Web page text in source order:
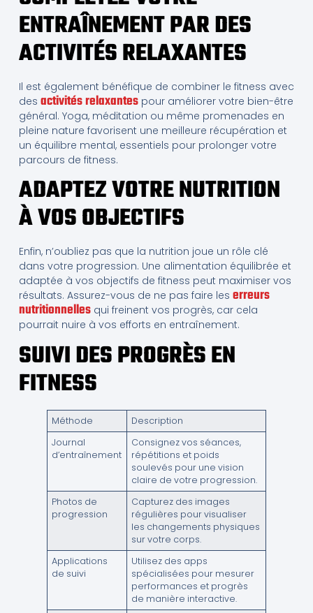
ENTRAÎNEMENT PAR DES
ACTIVITÉS RELAXANTES
Il est également bénéfique de combiner le fitness avec
des activités relaxantespour améliorer votre bien-être
général. Yoga, méditation ou même promenades en
pleine nature favorisent une meilleure récupération et
un équilibre mental, essentiels pour prolonger votre
parcours de fitness.
ADAPTEZ VOTRE NUTRITION
À VOS OBJECTIFS
Enfin, n’oubliez pas que la nutrition joue un rôle clé
dans votre progression. Une alimentation équilibrée et
adaptée à vos objectifs de fitness peut maximiser vos
résultats. Assurez-vous de ne pas faire les erreurs
nutritionnellesqui freinent vos progrès, car cela
pourrait nuire à vos efforts en entraînement.
SUIVI DES PROGRÈS EN
FITNESS
Méthode
Description
Journal
d’entraînement
Consignez vos séances,
répétitions et poids
soulevés pour une vision
claire de votre progression.
Photos de
progression
Capturez des images
régulières pour visualiser
les changements physiques
sur votre corps.
Applications
de suivi
Utilisez des apps
spécialisées pour mesurer
performances et progrès
de manière interactive.